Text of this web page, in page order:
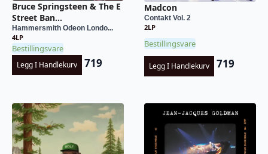
Bruce Springsteen & The E
Street Ban...
Hammersmith Odeon Londo...
4LP
Bestillingsvare
Legg I Handlekurv 719
Madcon
Contakt Vol. 2
2LP
Bestillingsvare
Legg I Handlekurv 719